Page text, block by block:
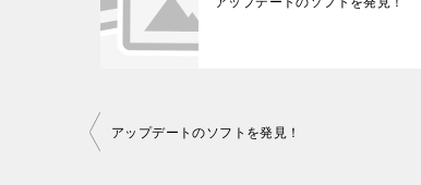
投
アップデートのソフトを発見！